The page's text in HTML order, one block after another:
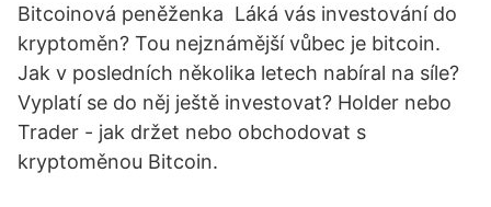
Bitcoinová peněženka Láká vás investování do
kryptoměn? Tou nejznámější vůbec je bitcoin.
Jak v posledních několika letech nabíral na síle?
Vyplatí se do něj ještě investovat? Holder nebo
Trader - jak držet nebo obchodovat s
kryptoměnou Bitcoin.